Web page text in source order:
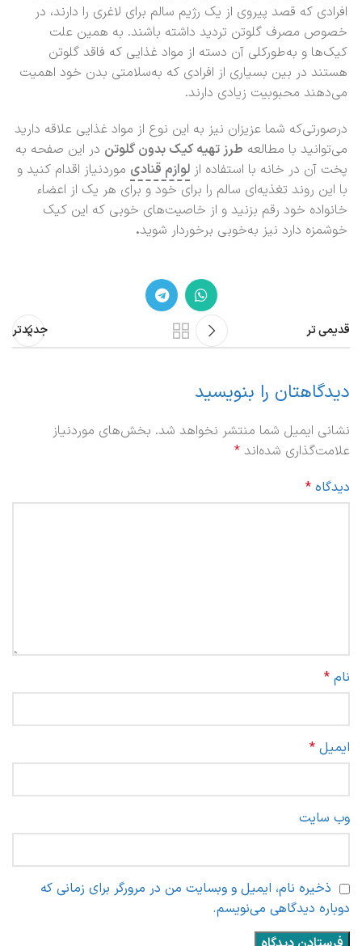
افرادی که قصد پیروی از یک رژیم سالم برای لاغری را دارند، در
خصوص مصرف گلوتن تردید داشته باشند. به همین علت
کیک‌ها و به‌طورکلی آن دسته از مواد غذایی که فاقد گلوتن
هستند در بین بسیاری از افرادی که به‌سلامتی بدن خود اهمیت
می‌دهند محبوبیت زیادی دارند.
درصورتی‌که شما عزیزان نیز به این نوع از مواد غذایی علاقه دارید
می‌توانید با مطالعه طرز تهیه کیک بدون گلوتن در این صفحه به
پخت آن در خانه با استفاده از لوازم قنادی موردنیاز اقدام کنید و
با این روند تغذیه‌ای سالم را برای خود و برای هر یک از اعضاء
خانواده خود رقم بزنید و از خاصیت‌های خوبی که این کیک
خوشمزه دارد نیز به‌خوبی برخوردار شوید.
جدیدتر قدیمی تر
دیدگاهتان را بنویسید
نشانی ایمیل شما منتشر نخواهد شد. بخش‌های موردنیاز
علامت‌گذاری شده‌اند *
دیدگاه *
نام *
ایمیل *
وب‌ سایت
ذخیره نام، ایمیل و وبسایت من در مرورگر برای زمانی که
دوباره دیدگاهی می‌نویسم.